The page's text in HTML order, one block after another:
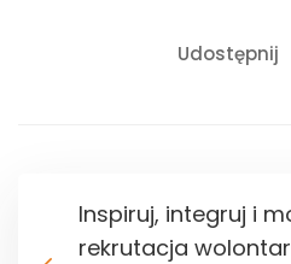
Udostępnij
Inspiruj, integruj i
rekrutacja